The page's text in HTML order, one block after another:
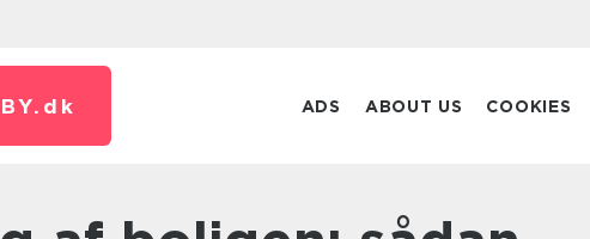
dk ADS ABOUT US COOKIES